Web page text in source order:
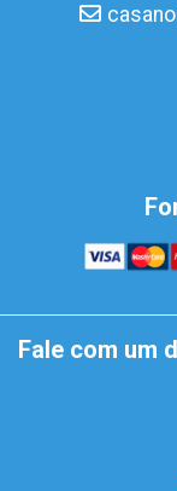
Fale com um